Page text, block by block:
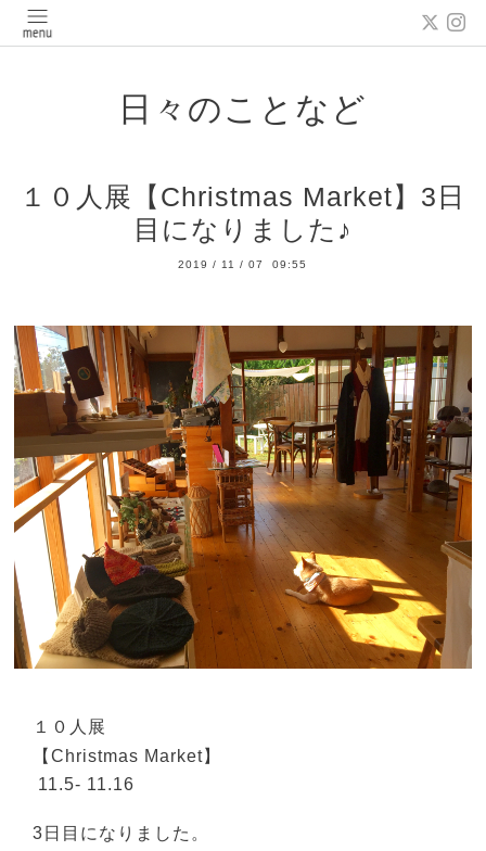
日々のことなど
１０人展【Christmas Market】3日
目になりました♪
2019 / 11 /07 09:55
１０人展
【Christmas Market】
11.5- 11.16
3日目になりました。